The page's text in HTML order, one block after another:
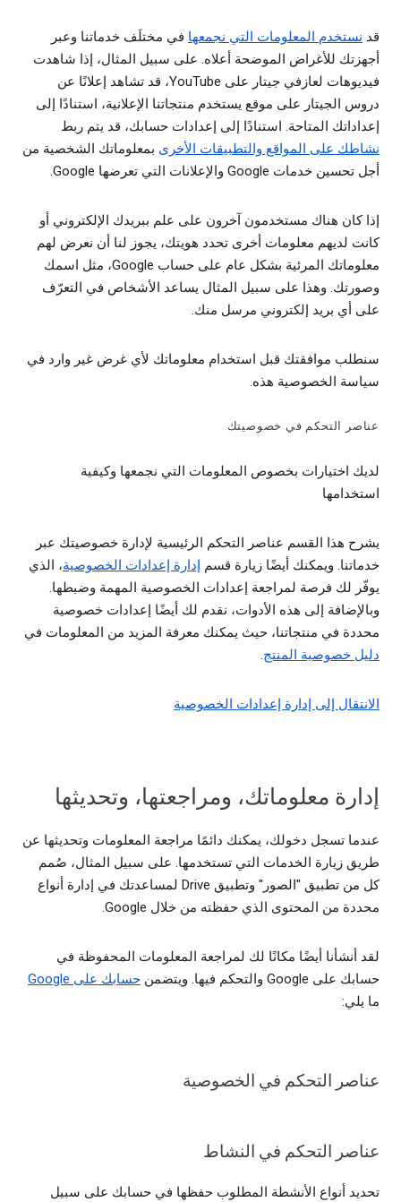
قد نستخدم المعلومات التي نجمعها في مختلَف خدماتنا وعبر
أجهزتك للأغراض الموضحة أعلاه. على سبيل المثال، إذا شاهدت
فيديوهات لعازفي جيتار على YouTube، قد تشاهد إعلانًا عن
دروس الجيتار على موقع يستخدم منتجاتنا الإعلانية، استنادًا إلى
إعداداتك المتاحة. استنادًا إلى إعدادات حسابك، قد يتم ربط
نشاطك على المواقع والتطبيقات الأخرى بمعلوماتك الشخصية من
أجل تحسين خدمات Google والإعلانات التي تعرضها Google.
إذا كان هناك مستخدمون آخرون على علم ببريدك الإلكتروني أو
كانت لديهم معلومات أخرى تحدد هويتك، يجوز لنا أن نعرض لهم
معلوماتك المرئية بشكل عام على حساب Google، مثل اسمك
وصورتك. وهذا على سبيل المثال يساعد الأشخاص في التعرّف
على أي بريد إلكتروني مرسل منك.
سنطلب موافقتك قبل استخدام معلوماتك لأي غرض غير وارد في
سياسة الخصوصية هذه.
عناصر التحكم في خصوصيتك
لديك اختيارات بخصوص المعلومات التي نجمعها وكيفية
استخدامها
يشرح هذا القسم عناصر التحكم الرئيسية لإدارة خصوصيتك عبر
خدماتنا. ويمكنك أيضًا زيارة قسم إدارة إعدادات الخصوصية، الذي
يوفّر لك فرصة لمراجعة إعدادات الخصوصية المهمة وضبطها.
وبالإضافة إلى هذه الأدوات، نقدم لك أيضًا إعدادات خصوصية
محددة في منتجاتنا، حيث يمكنك معرفة المزيد من المعلومات في
دليل خصوصية المنتج.
الانتقال إلى إدارة إعدادات الخصوصية
إدارة معلوماتك، ومراجعتها، وتحديثها
عندما تسجل دخولك، يمكنك دائمًا مراجعة المعلومات وتحديثها عن
طريق زيارة الخدمات التي تستخدمها. على سبيل المثال، صُمم
كل من تطبيق "الصور" وتطبيق Drive لمساعدتك في إدارة أنواع
محددة من المحتوى الذي حفظته من خلال Google.
لقد أنشأنا أيضًا مكانًا لك لمراجعة المعلومات المحفوظة في
حسابك على Google والتحكم فيها. ويتضمن
حسابك على Google
ما يلي:
عناصر التحكم في الخصوصية
عناصر التحكم في النشاط
تحديد أنواع الأنشطة المطلوب حفظها في حسابك على سبيل